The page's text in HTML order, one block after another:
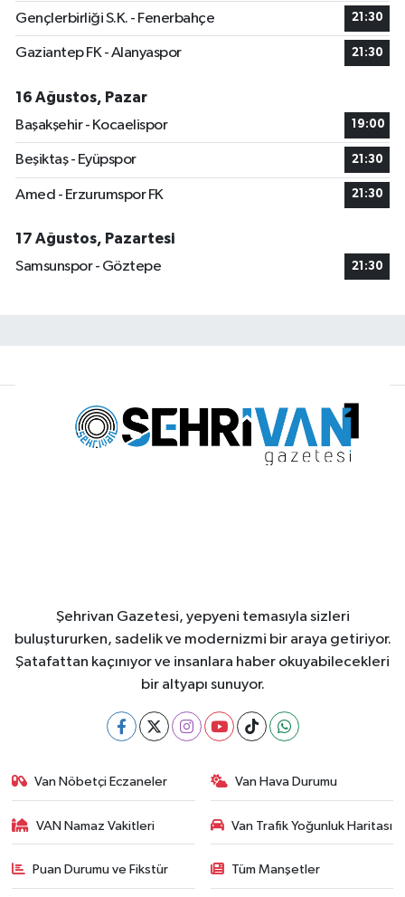
Gençlerbirliği S.K. - Fenerbahçe 21:30
Gaziantep FK - Alanyaspor 21:30
16 Ağustos, Pazar
Başakşehir - Kocaelispor
19:00
Beşiktaş - Eyüpspor 21:30
Amed - Erzurumspor FK 21:30
17 Ağustos, Pazartesi
Samsunspor - Göztepe
21:30
Şehrivan Gazetesi, yepyeni temasıyla sizleri
buluştururken, sadelik ve modernizmi bir araya getiriyor.
Şatafattan kaçınıyor ve insanlara haber okuyabilecekleri
bir altyapı sunuyor.
Van Nöbetçi Eczaneler Van Hava Durumu
VAN Namaz Vakitleri Van Trafik Yoğunluk Haritası
Puan Durumu ve Fikstür Tüm Manşetler